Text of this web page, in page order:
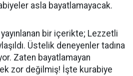
asla bayatlamayacak.
bir içerikte; Lezzetli
Üstelik deneyenler tadına
Zaten bayatlamayan
zor değilmiş! İşte kurabiye